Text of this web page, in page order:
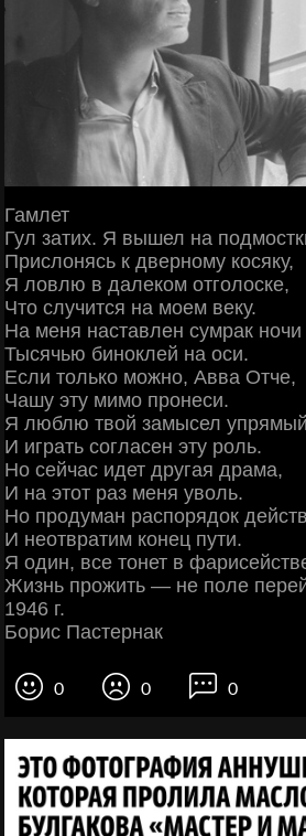
Гамлет
Гул затих. Я вышел на
Прислонясь к дверному косяку,
Я ловлю в далеком отголоске,
Что случится на моем веку.
На меня наставлен сумрак ночи
Тысячью биноклей на оси.
Если только можно, Авва Отче,
Чашу эту мимо пронеси.
Я люблю твой замысел упрямый
И играть согласен эту роль.
Но сейчас идет другая драма,
И на этот раз меня уволь.
Но продуман распорядок
И неотвратим конец пути.
Я один, все тонет в
Жизнь прожить — не поле
1946 г.
Борис Пастернак
0 0 0